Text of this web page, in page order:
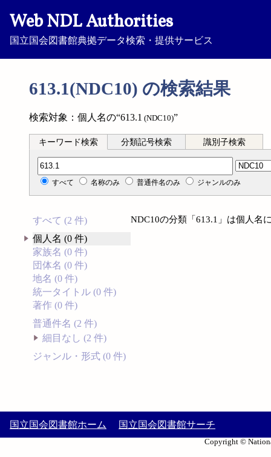
Web NDL Authorities
国立国会図書館典拠データ検索・提供サービス
613.1(NDC10) の検索結果
検索対象：個人名の“613.1 (NDC10)”
キーワード検索 分類記号検索 識別子検索
分類記号検索
すべて 名称のみ 普通件名のみ ジャンルのみ
すべて (2 件)
個人名 (0 件)
家族名 (0 件)
団体名 (0 件)
地名 (0 件)
統一タイトル (0 件)
著作 (0 件)
普通件名 (2 件)
細目なし (2 件)
ジャンル・形式 (0 件)
NDC10の分類「613.1」は個人名
国立国会図書館ホーム 国立国会図書館サーチ
Copyright ©